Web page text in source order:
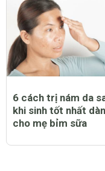
6 cách trị nám da
khi sinh tốt nhất
cho mẹ bỉm sữa